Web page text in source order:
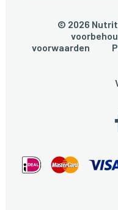
© 2026
voorwaarden